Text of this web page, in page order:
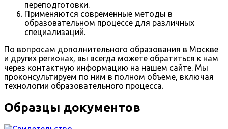
переподготовки.
Применяются современные методы в
образовательном процессе для различных
специализаций.
По вопросам дополнительного образования в Москве
и других регионах, вы всегда можете обратиться к нам
через контактную информацию на нашем сайте. Мы
проконсультируем по ним в полном объеме, включая
технологии образовательного процесса.
Образцы документов